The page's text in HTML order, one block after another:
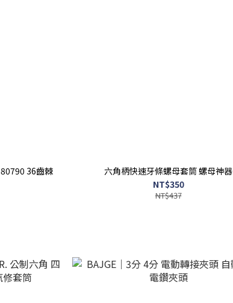
36齒棘
六角柄快速牙條螺母套筒 螺母神器
NT$350
NT$437